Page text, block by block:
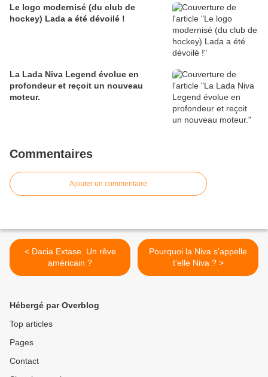
Le logo modernisé (du club de
hockey) Lada a été dévoilé !
La Lada Niva Legend évolue en
profondeur et reçoit un nouveau
moteur.
Commentaires
Ajouter un commentaire
< Dacia Extase. Un rêve
américain ?
Pourquoi la Niva s'appelle
t'elle Niva ? >
Hébergé par Overblog
Top articles
Pages
Contact